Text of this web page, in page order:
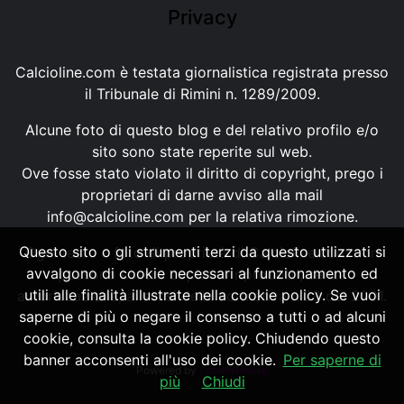
Privacy
Calcioline.com è testata giornalistica registrata presso
il Tribunale di Rimini n. 1289/2009.
Alcune foto di questo blog e del relativo profilo e/o
sito sono state reperite sul web.
Ove fosse stato violato il diritto di copyright, prego i
proprietari di darne avviso alla mail
info@calcioline.com per la relativa rimozione.
Ogni testo e foto di proprietà di Calcioline.com non
possono essere copiati o riprodotti, senza
autorizzazione, ai sensi della normativa n.29 del 2001.
Powered by SpheraHouse
Questo sito o gli strumenti terzi da questo utilizzati si
avvalgono di cookie necessari al funzionamento ed
utili alle finalità illustrate nella cookie policy. Se vuoi
saperne di più o negare il consenso a tutti o ad alcuni
cookie, consulta la cookie policy. Chiudendo questo
banner acconsenti all'uso dei cookie. Per saperne di
più
Chiudi